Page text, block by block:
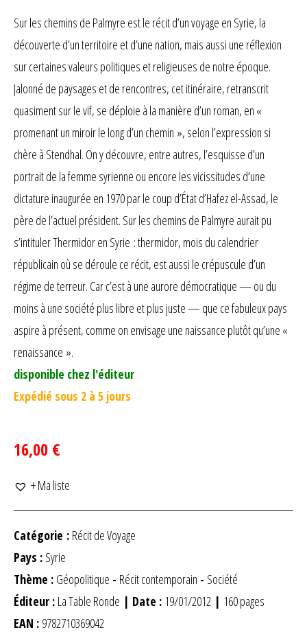
basé
sur
client
Sur les chemins de Palmyre est le récit d’un voyage en Syrie, la
découverte d’un territoire et d’une nation, mais aussi une réflexion
sur certaines valeurs politiques et religieuses de notre époque.
Jalonné de paysages et de rencontres, cet itinéraire, retranscrit
quasiment sur le vif, se déploie à la manière d’un roman, en «
promenant un miroir le long d’un chemin », selon l’expression si
chère à Stendhal. On y découvre, entre autres, l’esquisse d’un
portrait de la femme syrienne ou encore les vicissitudes d’une
dictature inaugurée en 1970 par le coup d’État d’Hafez el-Assad, le
père de l’actuel président. Sur les chemins de Palmyre aurait pu
s’intituler Thermidor en Syrie : thermidor, mois du calendrier
républicain où se déroule ce récit, est aussi le crépuscule d’un
régime de terreur. Car c’est à une aurore démocratique — ou du
moins à une société plus libre et plus juste — que ce fabuleux pays
aspire à présent, comme on envisage une naissance plutôt qu’une «
renaissance ».
disponible chez l'éditeur
Expédié sous 2 à 5 jours
16,00 €
+ Ma liste
Catégorie : Récit de Voyage
Pays : Syrie
Thème : Géopolitique - Récit contemporain - Société
Éditeur : La Table Ronde | Date : 19/01/2012 | 160 pages
EAN : 9782710369042